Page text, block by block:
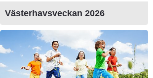
Västerhavsveckan 2026Länk till